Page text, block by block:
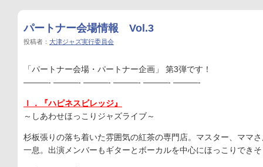
パートナー会場情報 Vol.3
投稿者： 大津ジャズ実行委員会
「パートナー会場・パートナー企画」 第3弾です！
———- ———- ———- ———- ———- ———-
Ｉ．『ハピネスビレッジ』
～しあわせほっこりジャズライブ～
杉板張りの落ち着いた雰囲気の紅茶の専門店。マスター、ママ
一息。出演メンバーもギターとボーカルを中心にほっこりでき